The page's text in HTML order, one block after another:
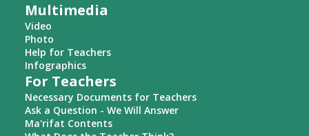
Multimedia
Video
Photo
Help for Teachers
Infographics
For Teachers
Necessary Documents for Teachers
Ask a Question - We Will Answer
Ma'rifat Contents